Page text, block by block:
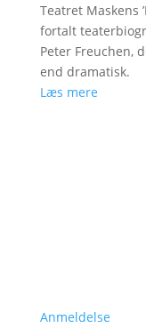
Teatret Maskens
fortalt
Peter Freuchen,
end dramatisk.
Læs mere
Anmeldelse